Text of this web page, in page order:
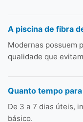
A piscina de fibra
Modernas possuem
qualidade que
Quanto tempo
De 3 a 7 dias úteis,
básico.